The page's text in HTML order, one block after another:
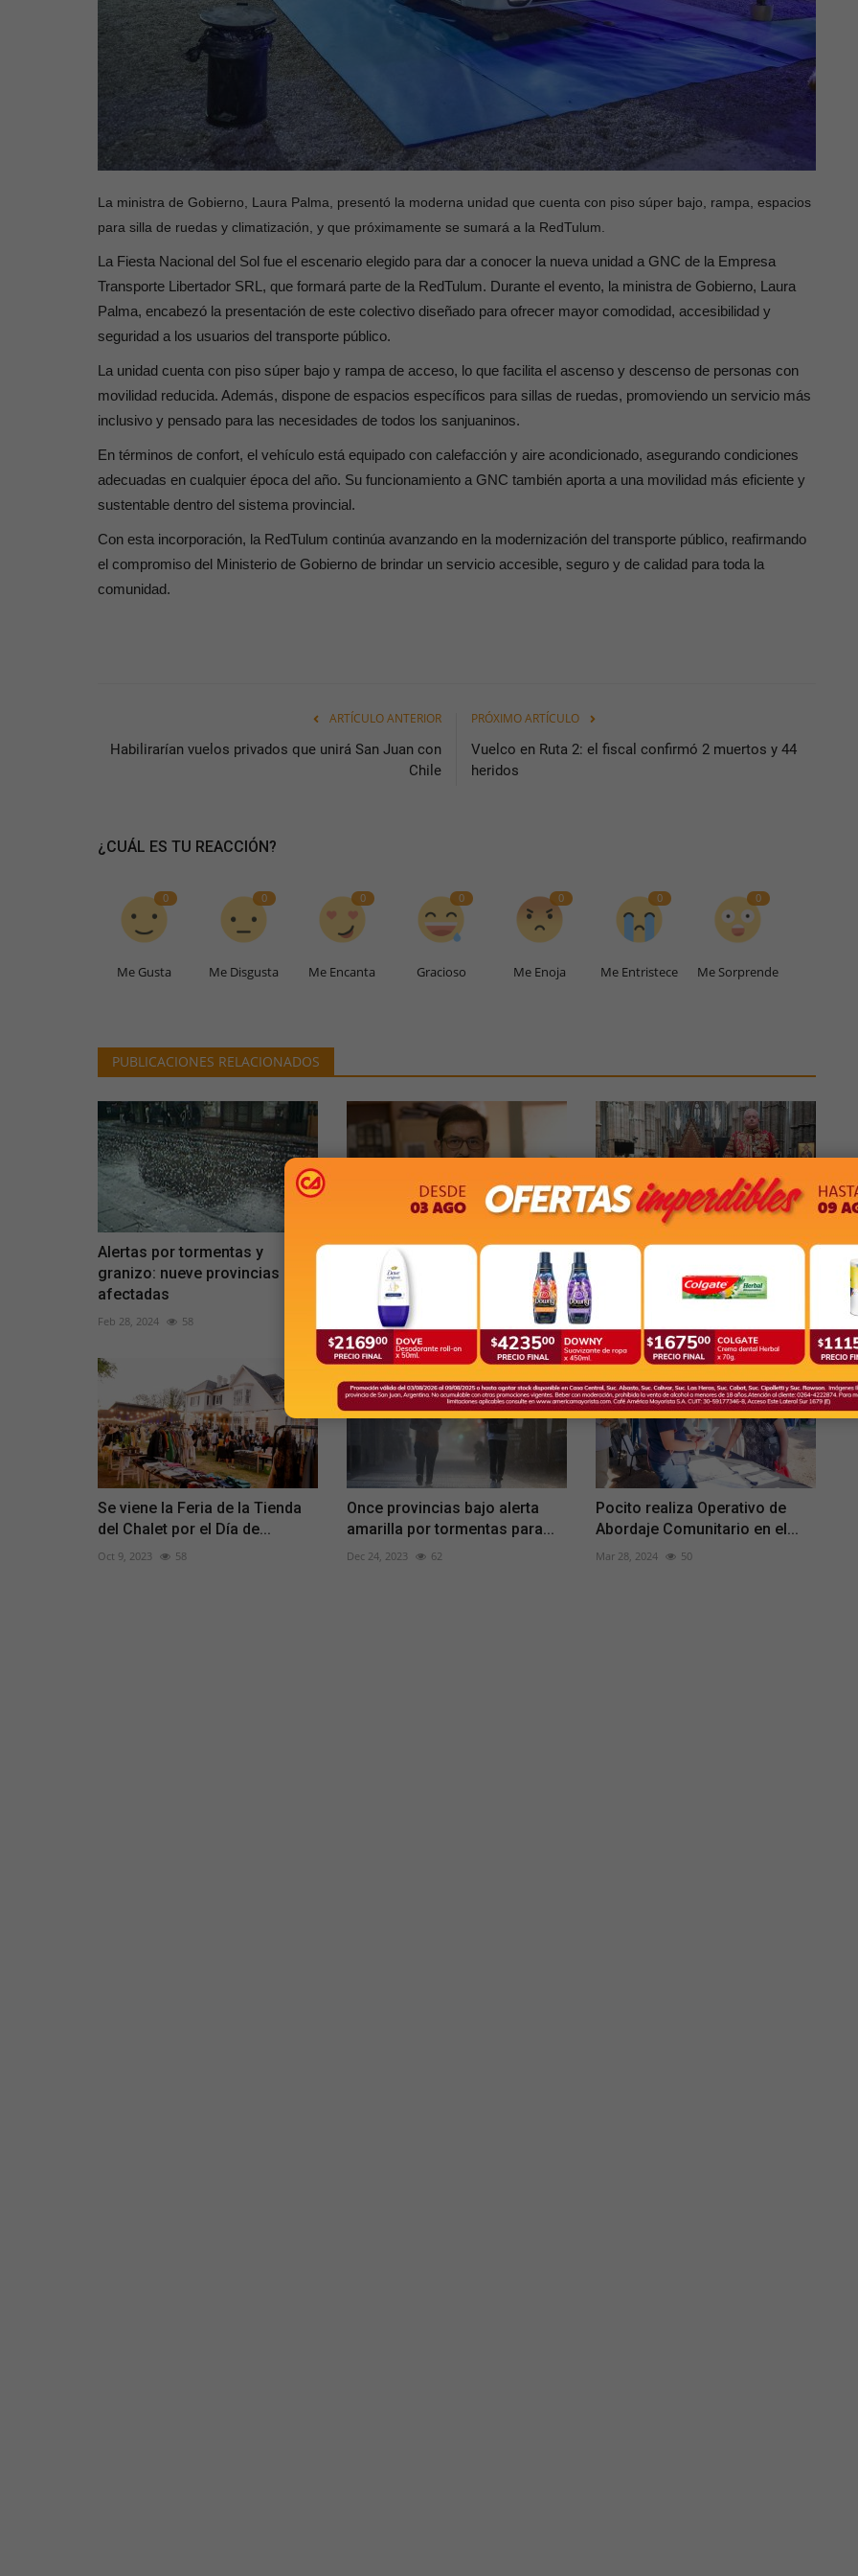
La ministra de Gobierno, Laura Palma, presentó la moderna unidad que cuenta con piso súper bajo, rampa, espacios
para silla de ruedas y climatización, y que próximamente se sumará a la RedTulum.
La Fiesta Nacional del Sol fue el escenario elegido para dar a conocer la nueva unidad a GNC de la Empresa
Transporte Libertador SRL, que formará parte de la RedTulum. Durante el evento, la ministra de Gobierno, Laura
Palma, encabezó la presentación de este colectivo diseñado para ofrecer mayor comodidad, accesibilidad y
seguridad a los usuarios del transporte público.
La unidad cuenta con piso súper bajo y rampa de acceso, lo que facilita el ascenso y descenso de personas con
movilidad reducida. Además, dispone de espacios específicos para sillas de ruedas, promoviendo un servicio más
inclusivo y pensado para las necesidades de todos los sanjuaninos.
En términos de confort, el vehículo está equipado con calefacción y aire acondicionado, asegurando condiciones
adecuadas en cualquier época del año. Su funcionamiento a GNC también aporta a una movilidad más eficiente y
sustentable dentro del sistema provincial.
Con esta incorporación, la RedTulum continúa avanzando en la modernización del transporte público, reafirmando
el compromiso del Ministerio de Gobierno de brindar un servicio accesible, seguro y de calidad para toda la
comunidad.
ARTÍCULO ANTERIOR
Habilirarían vuelos privados que unirá San Juan con
Chile
PRÓXIMO ARTÍCULO
Vuelco en Ruta 2: el fiscal confirmó 2 muertos y 44
heridos
¿CUÁL ES TU REACCIÓN?
0
Me Gusta
0
Me Disgusta
0
Me Encanta
0
Gracioso
0
Me Enoja
0
Me Entristece
0
Me Sorprende
PUBLICACIONES RELACIONADOS
Alertas por tormentas y
granizo: nueve provincias
afectadas
Feb 28, 2024 58
Murió por dengue el director
de Epidemiología de Mendoza
Apr 25, 2024
El misterio de la piedra donde
se sentará Carlos III el...
75
Se viene la Feria de la Tienda
del Chalet por el Día de...
Oct 9, 2023 58
Once provincias bajo alerta
amarilla por tormentas para...
Dec 24, 2023 62
Pocito realiza Operativo de
Abordaje Comunitario en el...
Mar 28, 2024 50